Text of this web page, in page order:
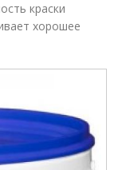
краски
хорошее